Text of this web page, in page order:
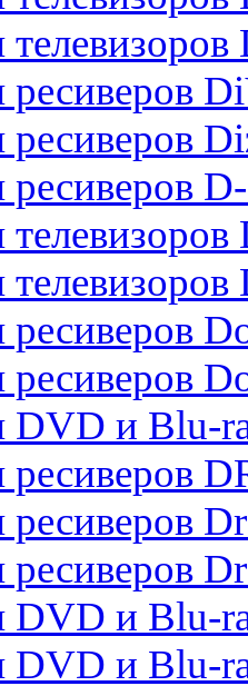
ресиверов
ресиверов
DVD и Blu-
DVD и Blu-
DVD и Blu-